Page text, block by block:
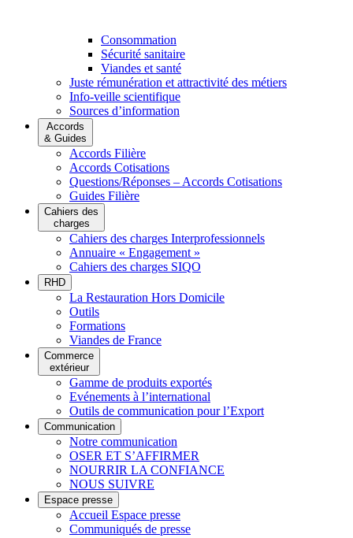
Consommation
Sécurité sanitaire
Viandes et santé
Juste rémunération et attractivité des métiers
Info-veille scientifique
Sources d’information
Accords
& Guides
Accords Filière
Accords Cotisations
Questions/Réponses – Accords Cotisations
Guides Filière
Cahiers des
charges
Cahiers des charges Interprofessionnels
Annuaire « Engagement »
Cahiers des charges SIQO
RHD
La Restauration Hors Domicile
Outils
Formations
Viandes de France
Commerce
extérieur
Gamme de produits exportés
Evénements à l’international
Outils de communication pour l’Export
Communication
Notre communication
OSER ET S’AFFIRMER
NOURRIR LA CONFIANCE
NOUS SUIVRE
Espace presse
Accueil Espace presse
Communiqués de presse